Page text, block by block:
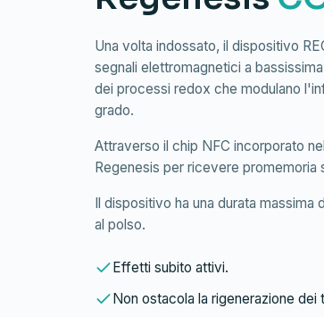
Una volta indossato, il dispositivo
segnali elettromagnetici a
dei processi redox che modulano
grado.
Attraverso il chip NFC incorporato
Regenesis per ricevere promemoria
Il dispositivo ha una durata massima
al polso.
Effetti subito attivi.
Non ostacola la rigenerazione dei